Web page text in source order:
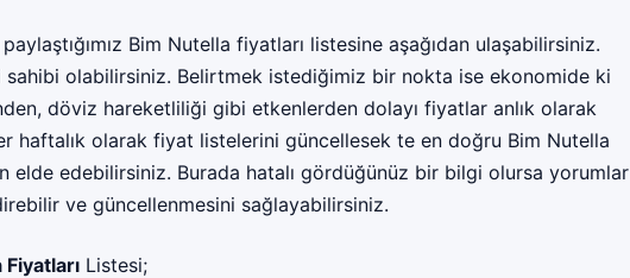
Bim Nutella fiyatları listesine aşağıdan ulaşabilirsiniz.
olabilirsiniz. Belirtmek istediğimiz bir nokta ise ekonomide ki
döviz hareketliliği gibi etkenlerden dolayı fiyatlar anlık olarak
haftalık olarak fiyat listelerini güncellesek te en doğru Bim Nutella
elde edebilirsiniz. Burada hatalı gördüğünüz bir bilgi olursa yorumlar
ve güncellenmesini sağlayabilirsiniz.
Listesi;